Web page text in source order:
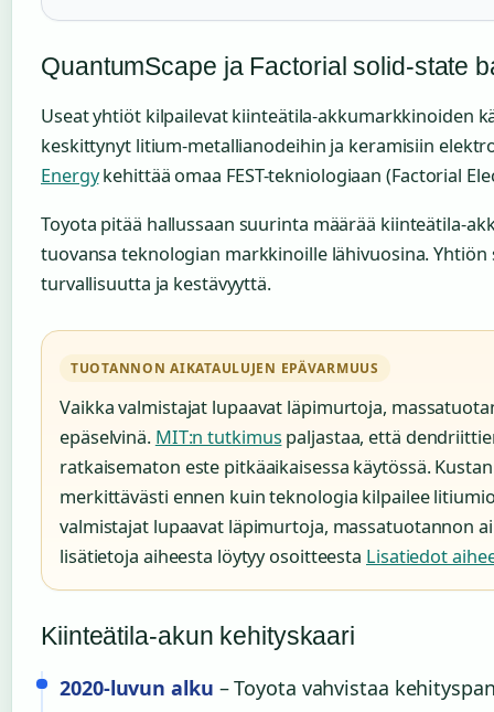
QuantumScape ja Factorial solid-state
Useat yhtiöt kilpailevat kiinteätila-akkumarkkinoiden
keskittynyt litium-metallianodeihin ja keramisiin
Energykehittää omaa FEST-tekniologiaan (Factorial
Toyota pitää hallussaan suurinta määrää kiinteätila-
tuovansa teknologian markkinoille lähivuosina.
turvallisuutta ja kestävyyttä.
TUOTANNON AIKATAULUJEN EPÄVARMUUS
Vaikka valmistajat lupaavat läpimurtoja,
epäselvinä. MIT:n tutkimus paljastaa, että
ratkaisematon este pitkäaikaisessa käytössä.
merkittävästi ennen kuin teknologia kilpailee
valmistajat lupaavat läpimurtoja, massatuotannon
lisätietoja aiheesta löytyy osoitteesta Lisatiedot
Kiinteätila-akun kehityskaari
2020-luvun alku – Toyota vahvistaa